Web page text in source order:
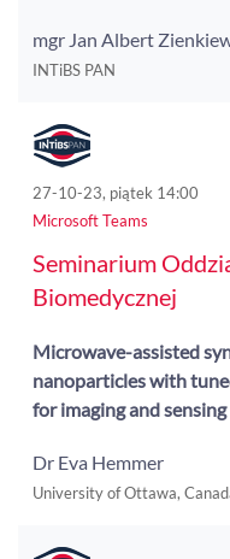
mgr Jan Albert
INTiBS PAN
27-10-23, piątek 14:00
Microsoft Teams
Seminarium
Biomedycznej
Microwave-assisted
nanoparticles with
for imaging and sensing
Dr Eva Hemmer
University of Ottawa,